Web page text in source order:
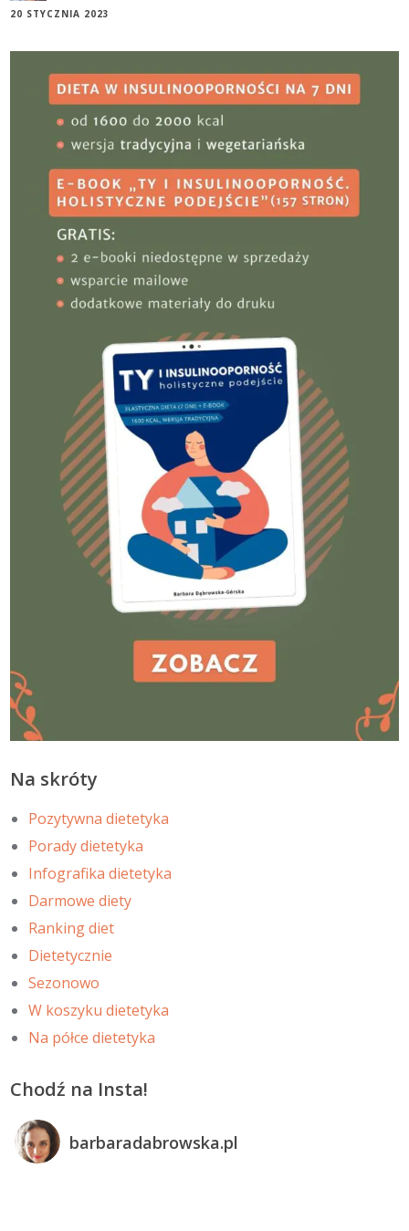
20 STYCZNIA 2023
Na skróty
Pozytywna dietetyka
Porady dietetyka
Infografika dietetyka
Darmowe diety
Ranking diet
Dietetycznie
Sezonowo
W koszyku dietetyka
Na półce dietetyka
Chodź na Insta!
barbaradabrowska.pl